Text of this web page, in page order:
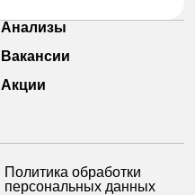
Анализы
Вакансии
Акции
Политика обработки
персональных данных